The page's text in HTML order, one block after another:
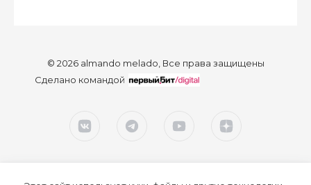
© 2026 almando melado, Все права защищены
Сделано командой